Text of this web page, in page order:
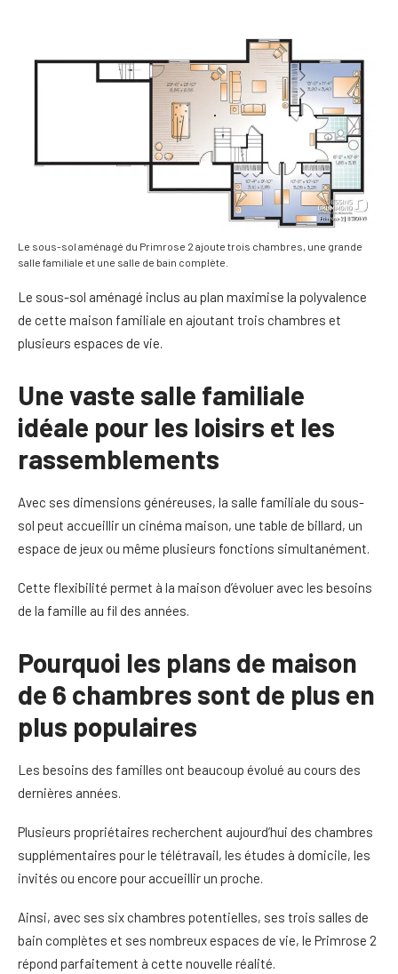
Le sous-sol aménagé du Primrose 2 ajoute trois chambres, une grande
salle familiale et une salle de bain complète.
Le sous-sol aménagé inclus au plan maximise la polyvalence
de cette maison familiale en ajoutant trois chambres et
plusieurs espaces de vie.
Une vaste salle familiale
idéale pour les loisirs et les
rassemblements
Avec ses dimensions généreuses, la salle familiale du sous-
sol peut accueillir un cinéma maison, une table de billard, un
espace de jeux ou même plusieurs fonctions simultanément.
Cette flexibilité permet à la maison d’évoluer avec les besoins
de la famille au fil des années.
Pourquoi les plans de maison
de 6 chambres sont de plus en
plus populaires
Les besoins des familles ont beaucoup évolué au cours des
dernières années.
Plusieurs propriétaires recherchent aujourd’hui des chambres
supplémentaires pour le télétravail, les études à domicile, les
invités ou encore pour accueillir un proche.
Ainsi, avec ses six chambres potentielles, ses trois salles de
bain complètes et ses nombreux espaces de vie, le Primrose 2
répond parfaitement à cette nouvelle réalité.